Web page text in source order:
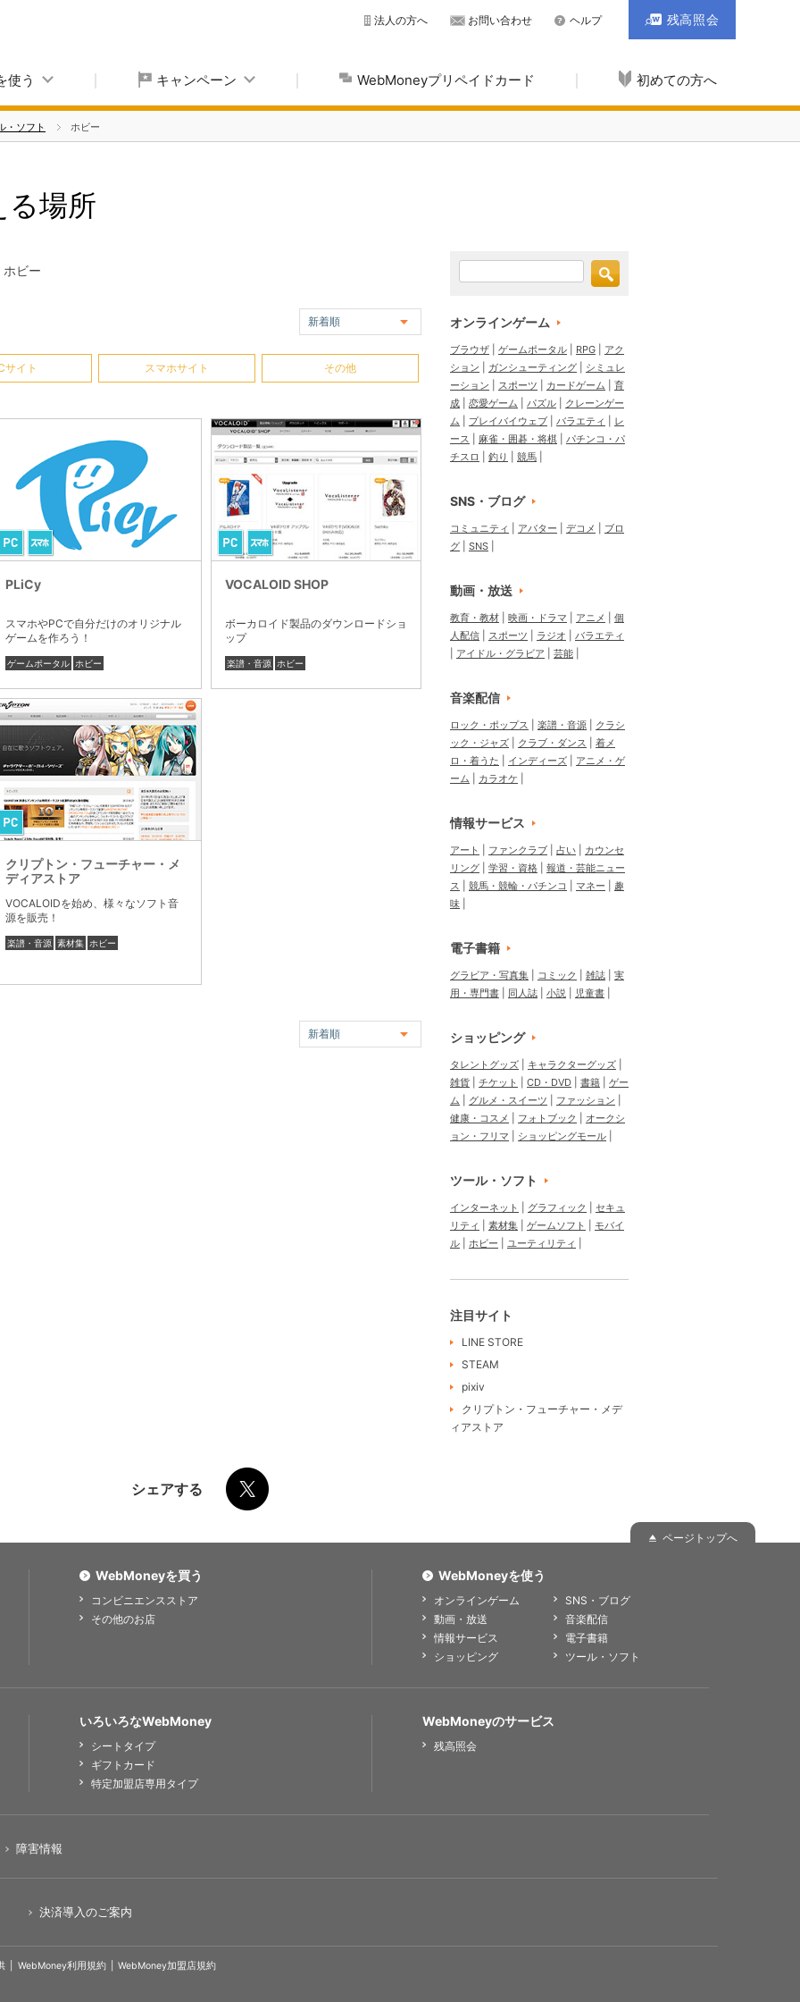
使う キャンペーン WebMoneyプリペイドカード 初めての方へ
法人の方へ お問い合わせ ヘルプ 残高照会
・ソフト ホビー
場所
ホビー
新着順
サイト スマホサイト その他
PLiCy
スマホやPCで自分だけのオリジナル
ゲームを作ろう！
ゲームポータル ホビー
VOCALOID SHOP
ボーカロイド製品のダウンロードショ
ップ
楽譜・音源 ホビー
クリプトン・フューチャー・メ
ディアストア
VOCALOIDを始め、様々なソフト音
源を販売！
楽譜・音源 素材集 ホビー
新着順
オンラインゲーム
ブラウザ ゲームポータル RPG
アク
ション
ガンシューティング
シミュレ
ーション
スポーツ カードゲーム
育
成
恋愛ゲーム パズル
クレーンゲー
ム
プレイバイウェブ バラエティ
レ
ース
麻雀・囲碁・将棋
パチンコ・パ
チスロ
釣り 競馬
SNS・ブログ
コミュニティ アバター デコメ
ブロ
グ
SNS
動画・放送
教育・教材 映画・ドラマ アニメ
個
人配信
スポーツ ラジオ
バラエティ
アイドル・グラビア
芸能
音楽配信
ロック・ポップス 楽譜・音源
クラシ
ック・ジャズ
クラブ・ダンス
着メ
ロ・着うた
インディーズ
アニメ・ゲ
ーム
カラオケ
情報サービス
アート ファンクラブ 占い
カウンセ
リング
学習・資格
報道・芸能ニュー
ス
競馬・競輪・パチンコ マネー
趣
味
電子書籍
グラビア・写真集 コミック 雑誌
実
用・専門書
同人誌 小説 児童書
ショッピング
タレントグッズ
キャラクターグッズ
雑貨
チケット CD・DVD 書籍
ゲー
ム
グルメ・スイーツ
ファッション
健康・コスメ
フォトブック
オークシ
ョン・フリマ
ショッピングモール
ツール・ソフト
インターネット グラフィック
セキュ
リティ
素材集 ゲームソフト
モバイ
ル
ホビー ユーティリティ
注目サイト
LINE STORE
STEAM
pixiv
クリプトン・フューチャー・メデ
ィアストア
シェアする
ページトップへ
WebMoneyを買う
コンビニエンスストア
その他のお店
WebMoneyを使う
オンラインゲーム
SNS・ブログ
動画・放送
音楽配信
情報サービス
電子書籍
ショッピング
ツール・ソフト
いろいろなWebMoney
シートタイプ
ギフトカード
特定加盟店専用タイプ
WebMoneyのサービス
残高照会
障害情報
決済導入のご案内
WebMoney利用規約
WebMoney加盟店規約